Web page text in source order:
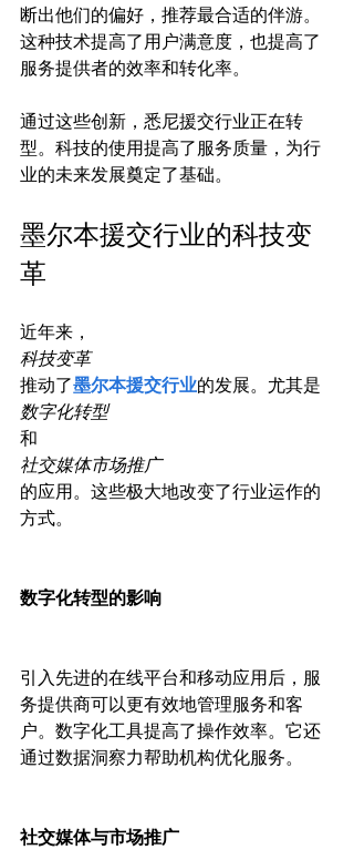
断出他们的偏好，推荐最合适的伴游。
这种技术提高了用户满意度，也提高了
服务提供者的效率和转化率。
通过这些创新，悉尼援交行业正在转
型。科技的使用提高了服务质量，为行
墨尔本援交行业的科技变
革
近年来，
科技变革
推动了墨尔本援交行业的发展。尤其是
数字化转型
和
社交媒体市场推广
的应用。这些极大地改变了行业运作的
方式。
数字化转型的影响
引入先进的在线平台和移动应用后，服
务提供商可以更有效地管理服务和客
户。数字化工具提高了操作效率。它还
通过数据洞察力帮助机构优化服务。
社交媒体与市场推广